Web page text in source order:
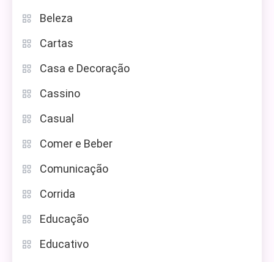
Beleza
Cartas
Casa e Decoração
Cassino
Casual
Comer e Beber
Comunicação
Corrida
Educação
Educativo